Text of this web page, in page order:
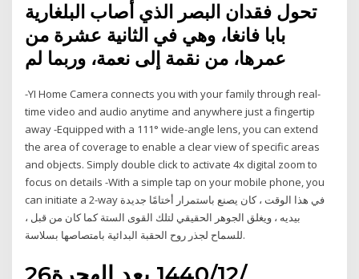
تحول فقدان البصر الذي أصاب البلغارية
بابا فانغا، وهي في الثانية عشرة من
عمرها، من نقمة إلى نعمة، وربما لم
-YI Home Camera connects you with your family through real-
time video and audio anytime and anywhere just a fingertip
away -Equipped with a 111° wide-angle lens, you can extend
the area of coverage to enable a clear view of specific areas
and objects. Simply double click to activate 4x digital zoom to
focus on details -With a simple tap on your mobile phone, you
can initiate a 2-way في هذا الوقت ، كان يصنع باستمرار أختامًا جديدة
بيديه ، ويغلق الجوهر الحقيقي لتلك القوى الستة كما كان من قبل ،
للسماح لجذر روح الحقبة البدائية بامتصاصها بسلاسة.